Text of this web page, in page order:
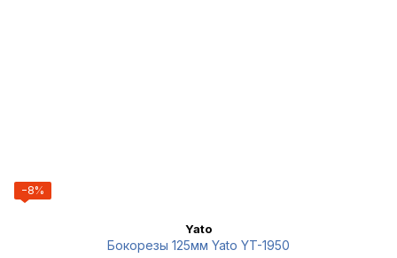
−8%
Yato
Бокорезы 125мм Yato YT-1950